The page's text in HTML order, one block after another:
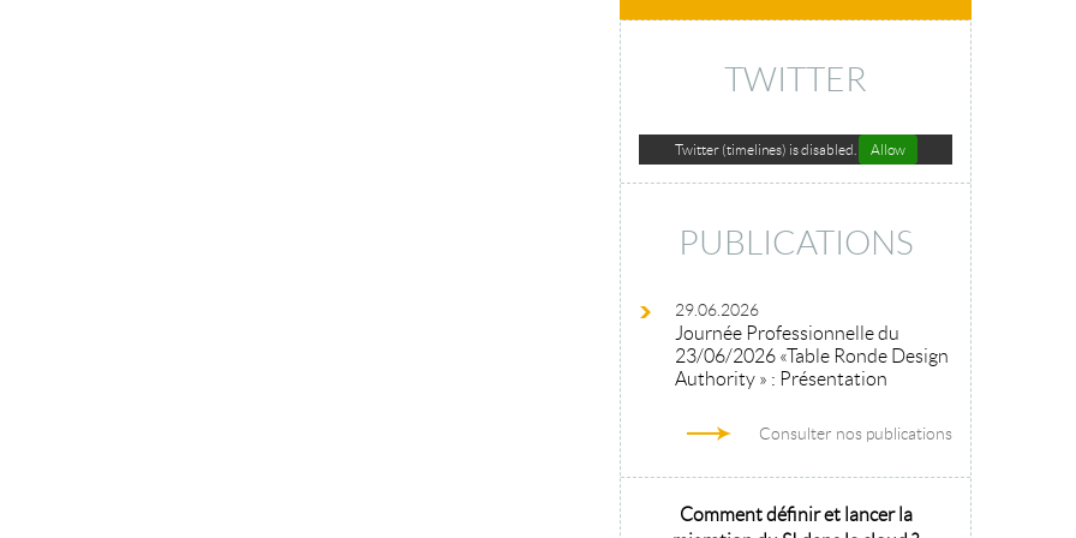
TWITTER
Twitter (timelines) is disabled. Allow
PUBLICATIONS
29.06.2026
Journée Professionnelle du
23/06/2026 «Table Ronde Design
Authority » : Présentation
Consulter nos publications
Comment définir et lancer la
Architecture